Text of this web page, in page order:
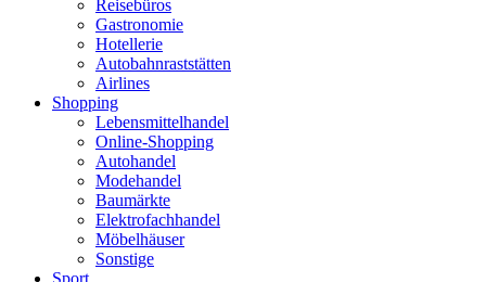
Reisebüros
Gastronomie
Hotellerie
Autobahnraststätten
Airlines
Shopping
Lebensmittelhandel
Online-Shopping
Autohandel
Modehandel
Baumärkte
Elektrofachhandel
Möbelhäuser
Sonstige
Sport